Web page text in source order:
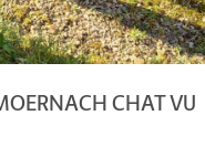
CHAT VU